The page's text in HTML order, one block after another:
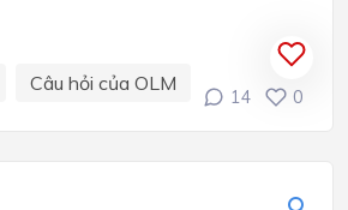
Câu hỏi của OLM
14 0